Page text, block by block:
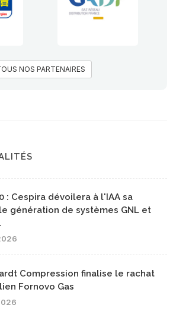
NOS PARTENAIRES
: Cespira dévoilera à l'IAA sa
génération de systèmes GNL et
Compression finalise le rachat
Fornovo Gas